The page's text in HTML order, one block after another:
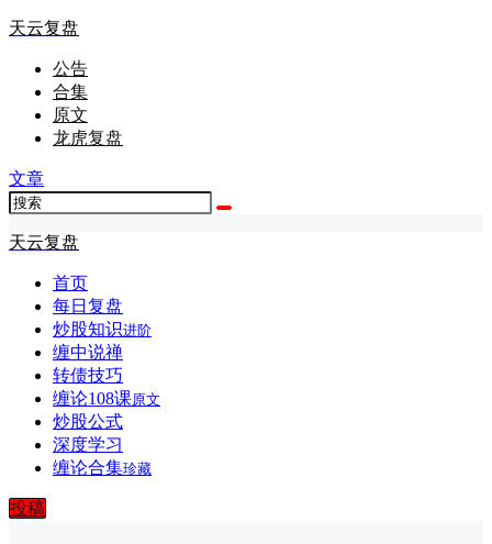
天云复盘
公告
合集
原文
龙虎复盘
文章
天云复盘
首页
每日复盘
炒股知识进阶
缠中说禅
转债技巧
缠论108课原文
炒股公式
深度学习
缠论合集珍藏
投稿